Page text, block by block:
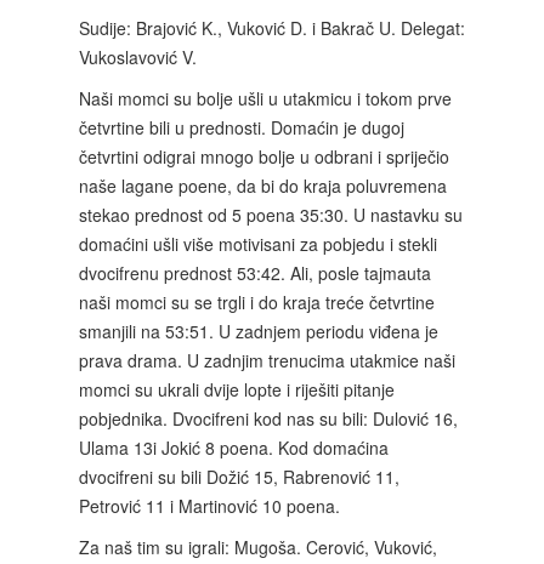
Sudije: Brajović K., Vuković D. i Bakrač U. Delegat:
Vukoslavović V.
Naši momci su bolje ušli u utakmicu i tokom prve
četvrtine bili u prednosti. Domaćin je dugoj
četvrtini odigrai mnogo bolje u odbrani i spriječio
naše lagane poene, da bi do kraja poluvremena
stekao prednost od 5 poena 35:30. U nastavku su
domaćini ušli više motivisani za pobjedu i stekli
dvocifrenu prednost 53:42. Ali, posle tajmauta
naši momci su se trgli i do kraja treće četvrtine
smanjili na 53:51. U zadnjem periodu viđena je
prava drama. U zadnjim trenucima utakmice naši
momci su ukrali dvije lopte i riješiti pitanje
pobjednika. Dvocifreni kod nas su bili: Dulović 16,
Ulama 13i Jokić 8 poena. Kod domaćina
dvocifreni su bili Dožić 15, Rabrenović 11,
Petrović 11 i Martinović 10 poena.
Za naš tim su igrali: Mugoša. Cerović, Vuković,